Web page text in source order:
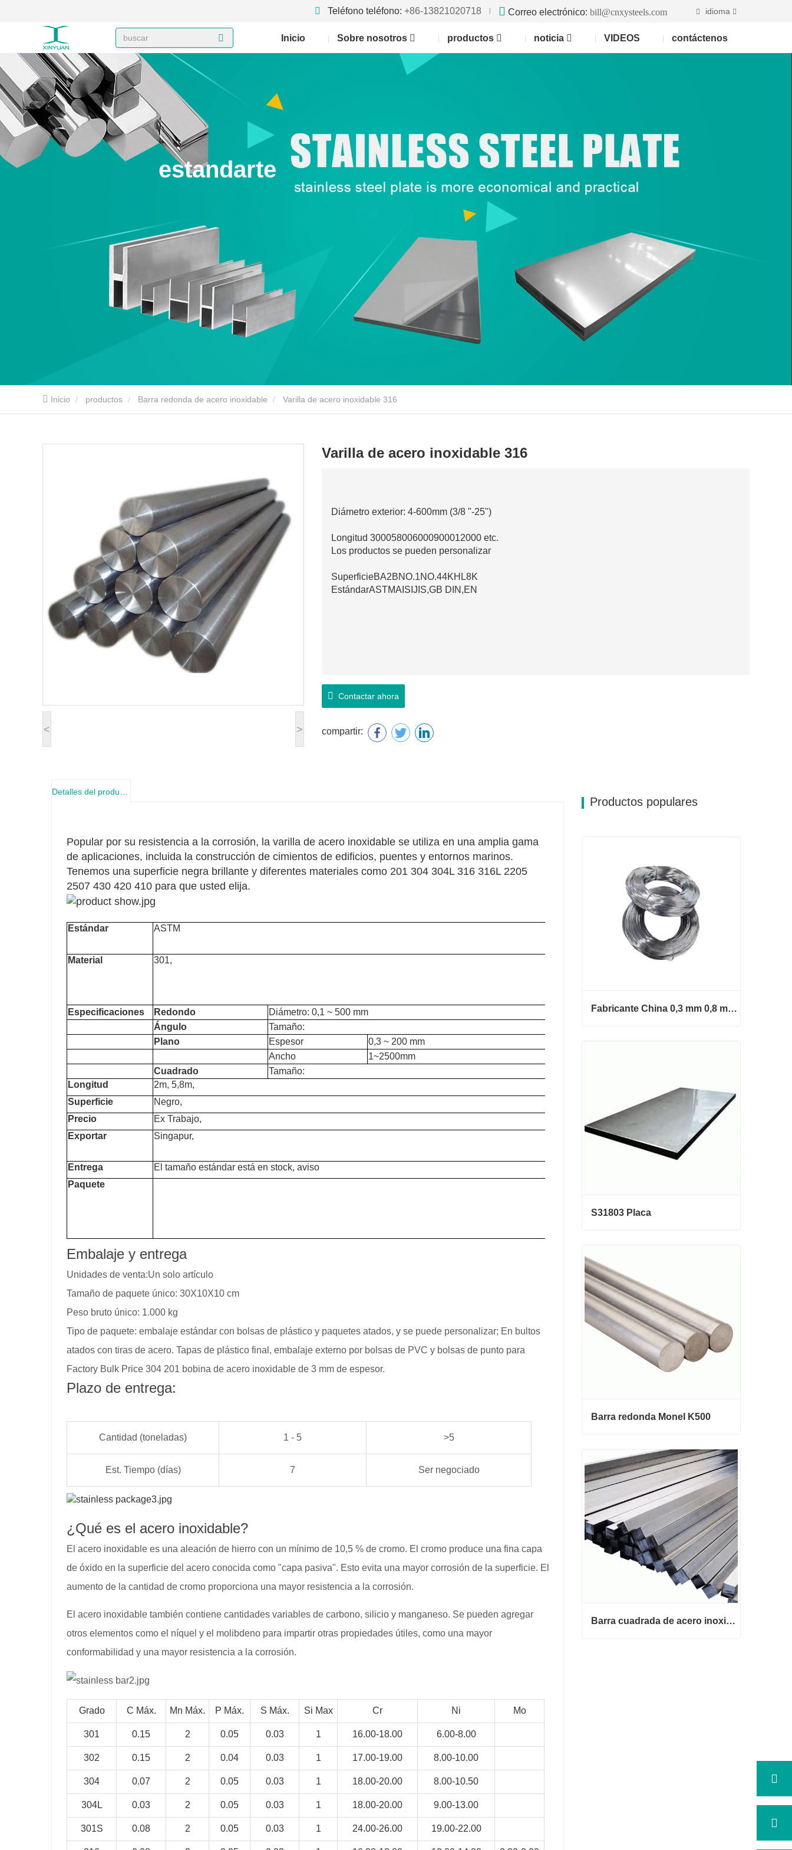
Teléfono teléfono: +86-13821020718 Correo electrónico: bill@cnxysteels.com idioma
Inicio Sobre nosotros productos noticia VIDEOS contáctenos
estandarte
Inicio productos Barra redonda de acero inoxidable Varilla de acero inoxidable 316
< >
Varilla de acero inoxidable 316
Diámetro exterior: 4-600mm (3/8 "-25")
Longitud 300058006000900012000 etc.
Los productos se pueden personalizar
SuperficieBA2BNO.1NO.44KHL8K
EstándarASTMAISIJIS,GB DIN,EN
Contactar ahora
compartir:
Detalles del producto
Popular por su resistencia a la corrosión, la varilla de acero inoxidable se utiliza en una amplia gama
de aplicaciones, incluida la construcción de cimientos de edificios, puentes y entornos marinos.
Tenemos una superficie negra brillante y diferentes materiales como 201 304 304L 316 316L 2205
2507 430 420 410 para que usted elija.
Estándar ASTM
Material 301,
Especificaciones Redondo
Diámetro: 0,1 ~ 500 mm
Ángulo
Tamaño:
Plano
Espesor
0,3 ~ 200 mm
Ancho
1~2500mm
Cuadrado
Tamaño:
Longitud
2m, 5,8m,
Superficie
Negro,
Precio
Ex Trabajo,
Exportar
Singapur,
Entrega
El tamaño estándar está en stock, aviso
Paquete
Embalaje y entrega
Unidades de venta:Un solo artículo
Tamaño de paquete único: 30X10X10 cm
Peso bruto único: 1.000 kg
Tipo de paquete: embalaje estándar con bolsas de plástico y paquetes atados, y se puede personalizar; En bultos
atados con tiras de acero. Tapas de plástico final, embalaje externo por bolsas de PVC y bolsas de punto para
Factory Bulk Price 304 201 bobina de acero inoxidable de 3 mm de espesor.
Plazo de entrega:
Cantidad (toneladas) 1 - 5 >5
Est. Tiempo (días) 7 Ser negociado
¿Qué es el acero inoxidable?
El acero inoxidable es una aleación de hierro con un mínimo de 10,5 % de cromo. El cromo produce una fina capa
de óxido en la superficie del acero conocida como "capa pasiva". Esto evita una mayor corrosión de la superficie. El
aumento de la cantidad de cromo proporciona una mayor resistencia a la corrosión.
El acero inoxidable también contiene cantidades variables de carbono, silicio y manganeso. Se pueden agregar
otros elementos como el níquel y el molibdeno para impartir otras propiedades útiles, como una mayor
conformabilidad y una mayor resistencia a la corrosión.
Grado C Máx. Mn Máx. P Máx. S Máx. Si Max Cr Ni Mo
301 0.15 2 0.05 0.03 1 16.00-18.00 6.00-8.00
302 0.15 2 0.04 0.03 1 17.00-19.00 8.00-10.00
304 0.07 2 0.05 0.03 1 18.00-20.00 8.00-10.50
304L 0.03 2 0.05 0.03 1 18.00-20.00 9.00-13.00
301S 0.08 2 0.05 0.03 1 24.00-26.00 19.00-22.00
Productos populares
Fabricante China 0,3 mm 0,8 mm 1,25 mm 2 mm Alambre de acero galvanizado
S31803 Placa
S31803 Placa
Contactar ahora
Barra redonda Monel K500
Barra redonda Monel K500
Contactar ahora
Barra cuadrada de acero inoxidable 316